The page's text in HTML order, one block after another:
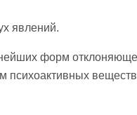
явлений.
форм
психоактивных